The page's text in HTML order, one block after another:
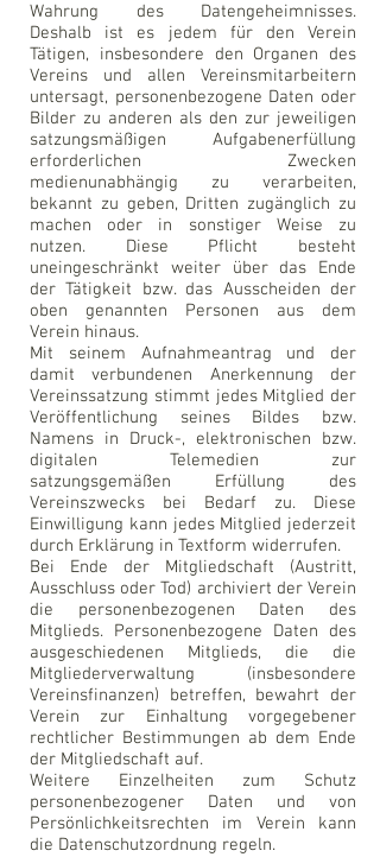
Wahrung des Datengeheimnisses.
Deshalb ist es jedem für den Verein
Tätigen, insbesondere den Organen des
Vereins und allen Vereinsmitarbeitern
untersagt, personenbezogene Daten oder
Bilder zu anderen als den zur jeweiligen
satzungsmäßigen Aufgabenerfüllung
erforderlichen Zwecken
medienunabhängig zu verarbeiten,
bekannt zu geben, Dritten zugänglich zu
machen oder in sonstiger Weise zu
nutzen. Diese Pflicht besteht
uneingeschränkt weiter über das Ende
der Tätigkeit bzw. das Ausscheiden der
oben genannten Personen aus dem
Verein hinaus.
Mit seinem Aufnahmeantrag und der
damit verbundenen Anerkennung der
Vereinssatzung stimmt jedes Mitglied der
Veröffentlichung seines Bildes bzw.
Namens in Druck-, elektronischen bzw.
digitalen Telemedien zur
satzungsgemäßen Erfüllung des
Vereinszwecks bei Bedarf zu. Diese
Einwilligung kann jedes Mitglied jederzeit
durch Erklärung in Textform widerrufen.
Bei Ende der Mitgliedschaft (Austritt,
Ausschluss oder Tod) archiviert der Verein
die personenbezogenen Daten des
Mitglieds. Personenbezogene Daten des
ausgeschiedenen Mitglieds, die die
Mitgliederverwaltung (insbesondere
Vereinsfinanzen) betreffen, bewahrt der
Verein zur Einhaltung vorgegebener
rechtlicher Bestimmungen ab dem Ende
der Mitgliedschaft auf.
Weitere Einzelheiten zum Schutz
personenbezogener Daten und von
Persönlichkeitsrechten im Verein kann
die Datenschutzordnung regeln.